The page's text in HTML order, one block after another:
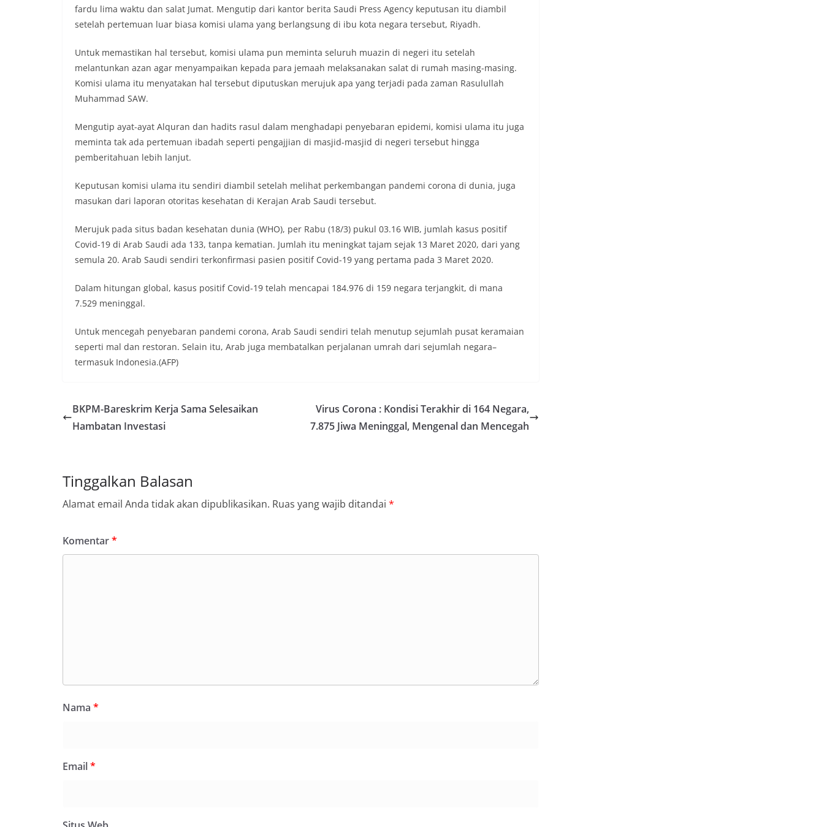
fardu lima waktu dan salat Jumat. Mengutip dari kantor berita Saudi Press Agency keputusan itu diambil
setelah pertemuan luar biasa komisi ulama yang berlangsung di ibu kota negara tersebut, Riyadh.
Untuk memastikan hal tersebut, komisi ulama pun meminta seluruh muazin di negeri itu setelah
melantunkan azan agar menyampaikan kepada para jemaah melaksanakan salat di rumah masing-masing.
Komisi ulama itu menyatakan hal tersebut diputuskan merujuk apa yang terjadi pada zaman Rasulullah
Muhammad SAW.
Mengutip ayat-ayat Alquran dan hadits rasul dalam menghadapi penyebaran epidemi, komisi ulama itu juga
meminta tak ada pertemuan ibadah seperti pengajjian di masjid-masjid di negeri tersebut hingga
pemberitahuan lebih lanjut.
Keputusan komisi ulama itu sendiri diambil setelah melihat perkembangan pandemi corona di dunia, juga
masukan dari laporan otoritas kesehatan di Kerajan Arab Saudi tersebut.
Merujuk pada situs badan kesehatan dunia (WHO), per Rabu (18/3) pukul 03.16 WIB, jumlah kasus positif
Covid-19 di Arab Saudi ada 133, tanpa kematian. Jumlah itu meningkat tajam sejak 13 Maret 2020, dari yang
semula 20. Arab Saudi sendiri terkonfirmasi pasien positif Covid-19 yang pertama pada 3 Maret 2020.
Dalam hitungan global, kasus positif Covid-19 telah mencapai 184.976 di 159 negara terjangkit, di mana
7.529 meninggal.
Untuk mencegah penyebaran pandemi corona, Arab Saudi sendiri telah menutup sejumlah pusat keramaian
seperti mal dan restoran. Selain itu, Arab juga membatalkan perjalanan umrah dari sejumlah negara–
termasuk Indonesia.(AFP)
BKPM-Bareskrim Kerja Sama Selesaikan
Hambatan Investasi
Virus Corona : Kondisi Terakhir di 164 Negara,
7.875 Jiwa Meninggal, Mengenal dan Mencegah
Tinggalkan Balasan
Alamat email Anda tidak akan dipublikasikan. Ruas yang wajib ditandai *
Komentar*
Nama *
Email*